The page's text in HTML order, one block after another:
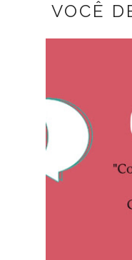
VOCÊ